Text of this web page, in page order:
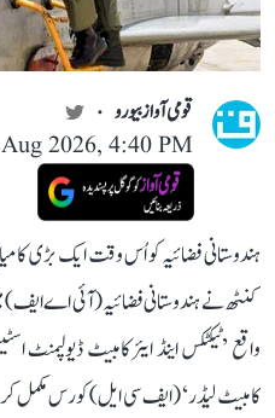
قومی آواز بیورو
2026, 4:40 PM
ہندوستانی فضائیہ کو اُس وقت ایک بڑی
کنٹھ نے ہندوستانی فضائیہ (آئی اے ایف)
واقع ’ٹیکٹکس اینڈ ایئر کامبیٹ
کامبیٹ لیڈر‘ (ایف سی ایل) کورس مکمل